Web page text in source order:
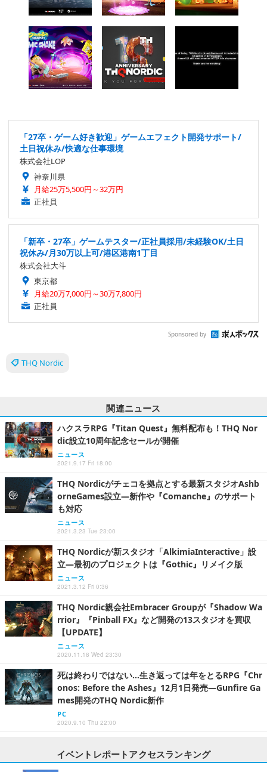
「27卒・ゲーム好き歓迎」ゲームエフェクト開発サポート/
土日祝休み/快適な仕事環境
株式会社LOP
神奈川県
月給25万5,500円～32万円
正社員
「新卒・27卒」ゲームテスター/正社員採用/未経験OK/土日
祝休み/月30万以上可/港区港南1丁目
株式会社大斗
東京都
月給20万7,000円～30万7,800円
正社員
Sponsored by
THQ Nordic
関連ニュース
ハクスラRPG『Titan Quest』無料配布も！THQ Nor
dic設立10周年記念セールが開催
ニュース
2021.9.17 Fri 18:00
THQ Nordicがチェコを拠点とする最新スタジオAshb
orneGames設立―新作や『Comanche』のサポート
も対応
ニュース
2021.3.23 Tue 23:00
THQ Nordicが新スタジオ「AlkimiaInteractive」設
立―最初のプロジェクトは『Gothic』リメイク版
ニュース
2021.3.12 Fri 0:36
THQ Nordic親会社Embracer Groupが『Shadow Wa
rrior』『Pinball FX』など開発の13スタジオを買収
【UPDATE】
ニュース
2020.11.18 Wed 23:30
死は終わりではない…生き返っては年をとるRPG『Chr
onos: Before the Ashes』12月1日発売―Gunfire Ga
mes開発のTHQ Nordic新作
PC
2020.9.10 Thu 22:00
イベントレポートアクセスランキング